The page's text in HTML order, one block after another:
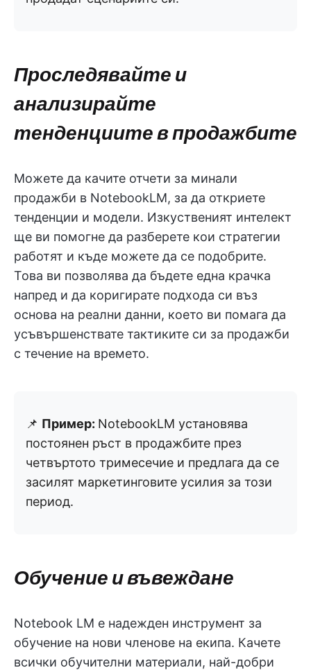
Проследявайте и
анализирайте
тенденциите в продажбите
Можете да качите отчети за минали
продажби в NotebookLM, за да откриете
тенденции и модели. Изкуственият интелект
ще ви помогне да разберете кои стратегии
работят и къде можете да се подобрите.
Това ви позволява да бъдете една крачка
напред и да коригирате подхода си въз
основа на реални данни, което ви помага да
усъвършенствате тактиките си за продажби
с течение на времето.
📌 Пример: NotebookLM установява
постоянен ръст в продажбите през
четвъртото тримесечие и предлага да се
засилят маркетинговите усилия за този
период.
Обучение и въвеждане
Notebook LM е надежден инструмент за
обучение на нови членове на екипа. Качете
всички обучителни материали, най-добри